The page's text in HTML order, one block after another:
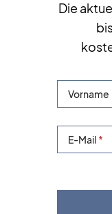
Die
Vorname
E-Mail